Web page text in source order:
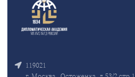
119021